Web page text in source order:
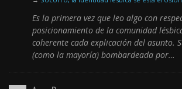
Es la primera vez que leo algo con
posicionamiento de la comunidad
coherente cada explicación del asunto.
(como la mayoría) bombardeada por…